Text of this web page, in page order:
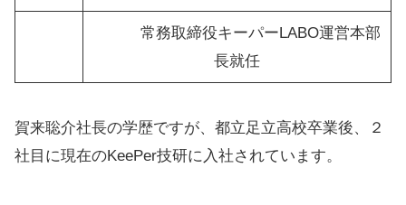
常務取締役キーパーLABO運営本部
長就任
賀来聡介社長の学歴ですが、都立足立高校卒業後、２
社目に現在のKeePer技研に入社されています。